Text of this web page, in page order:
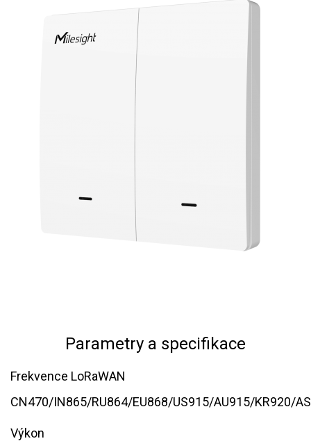
Parametry a specifikace
Frekvence LoRaWAN
CN470/IN865/RU864/EU868/US915/AU915/KR920/
Výkon